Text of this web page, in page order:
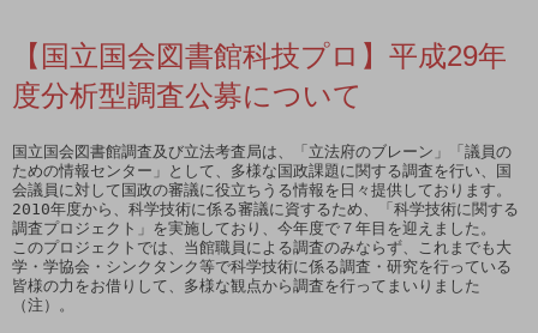
【国立国会図書館科技プロ】平成29年
度分析型調査公募について
国立国会図書館調査及び立法考査局は、「立法府のブレーン」「議員の
ための情報センター」として、多様な国政課題に関する調査を行い、国
会議員に対して国政の審議に役立ちうる情報を日々提供しております。
2010年度から、科学技術に係る審議に資するため、「科学技術に関する
調査プロジェクト」を実施しており、今年度で７年目を迎えました。
このプロジェクトでは、当館職員による調査のみならず、これまでも大
学・学協会・シンクタンク等で科学技術に係る調査・研究を行っている
皆様の力をお借りして、多様な観点から調査を行ってまいりました
（注）。